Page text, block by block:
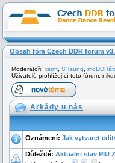
Obsah fóra Czech DDR forum
Moderátoři: xsoft S'Tsung
Uživatelé prohlížející toto fórum:
Arkády u nás
Oznámení: Jak vytvaret
Důležité: Aktualni stav PIU